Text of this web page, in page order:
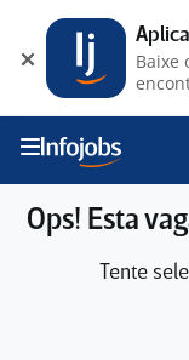
Ops! Esta
Tente
Baixe